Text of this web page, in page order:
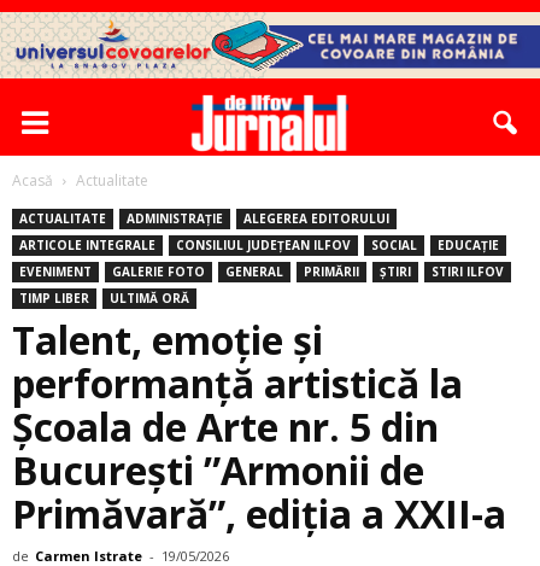
Acasă Actualitate
ACTUALITATE ADMINISTRAȚIE
ALEGEREA EDITORULUI
ARTICOLE INTEGRALE
CONSILIUL JUDEȚEAN ILFOV SOCIAL
EDUCAȚIE
EVENIMENT
GALERIE FOTO GENERAL PRIMĂRII ȘTIRI
STIRI ILFOV
TIMP LIBER
ULTIMĂ ORĂ
Talent, emoție și
performanță artistică la
Școala de Arte nr. 5 din
București ”Armonii de
Primăvară”, ediţia a XXII-a
de Carmen Istrate - 19/05/2026